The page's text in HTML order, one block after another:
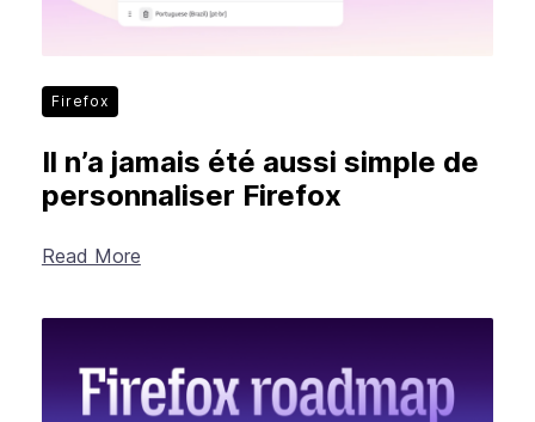
Firefox
Il n’a jamais été aussi simple de
personnaliser Firefox
Read More